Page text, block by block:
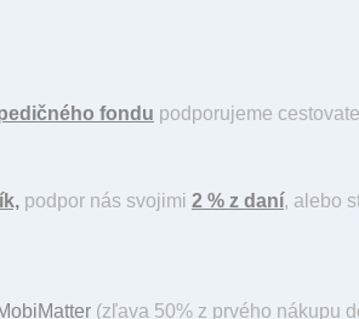
fondu podporujeme
podpor nás svojimi 2 % z daní, alebo
(zľava 50% z prvého nákupu